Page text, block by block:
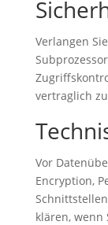
Verlangen
vertraglich
Vor
Encryption,
klären,